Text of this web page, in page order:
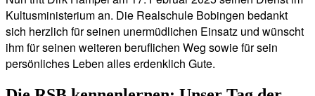
Kultusministerium an. Die Realschule Bobingen bedankt
sich herzlich für seinen unermüdlichen Einsatz und wünscht
ihm für seinen weiteren beruflichen Weg sowie für sein
persönliches Leben alles erdenklich Gute.